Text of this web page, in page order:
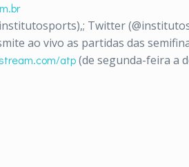
institutosports),; Twitter
ao vivo as partidas das
atp(de segunda-feira a